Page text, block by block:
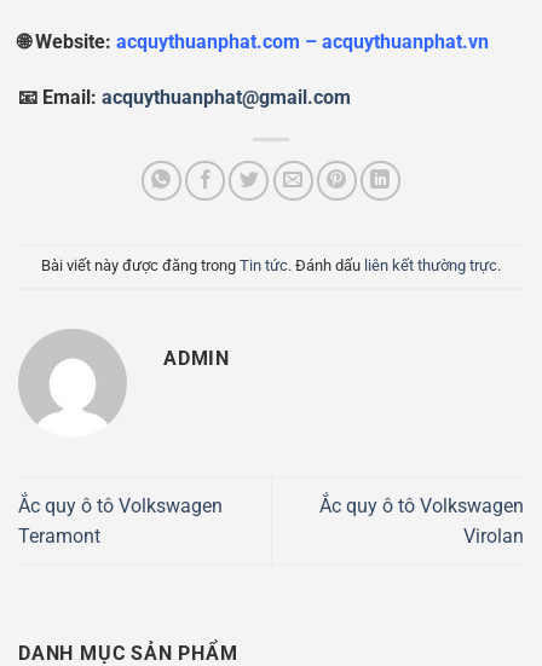
🌐 Website: acquythuanphat.com – acquythuanphat.vn
📧 Email: acquythuanphat@gmail.com
Bài viết này được đăng trong Tin tức. Đánh dấu liên kết thường trực.
ADMIN
Ắc quy ô tô Volkswagen
Teramont
Ắc quy ô tô Volkswagen
Virolan
DANH MỤC SẢN PHẨM